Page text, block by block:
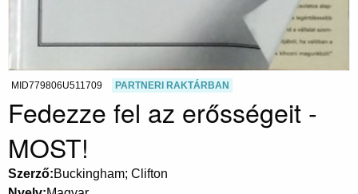
MID779806U511709 PARTNERI RAKTÁRBAN
Fedezze fel az erősségeit -
MOST!
Szerző Buckingham; Clifton